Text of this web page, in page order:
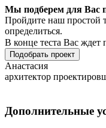
Мы подберем для Вас
Пройдите наш простой
определиться.
В конце теста Вас
Подобрать проект
Анастасия
архитектор
Дополнительные